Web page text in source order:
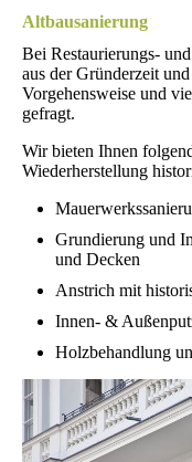
Altbausanierung
Bei Restaurierungs-
aus der Gründerzeit
Vorgehensweise und
gefragt.
Wir bieten Ihnen
Wiederherstellung
Grundierung und
und Decken
Anstrich mit
Innen- &
Holzbehandlung